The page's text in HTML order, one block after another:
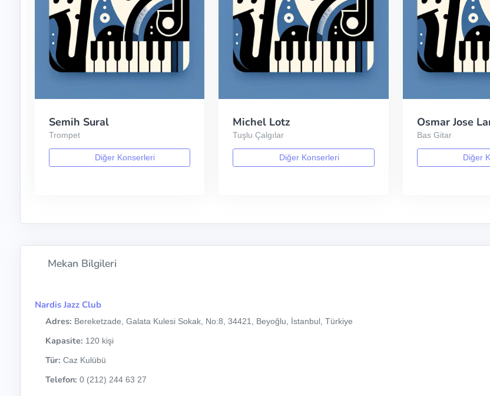
Semih Sural
Trompet
Diğer Konserleri
Michel Lotz
Tuşlu Çalgılar
Diğer Konserleri
Osmar Jose
Bas Gitar
Diğer
Mekan Bilgileri
Nardis Jazz Club
Adres: Bereketzade, Galata Kulesi Sokak, No:8, 34421, Beyoğlu, İstanbul, Türkiye
Kapasite: 120 kişi
Tür: Caz Kulübü
Telefon: 0 (212) 244 63 27